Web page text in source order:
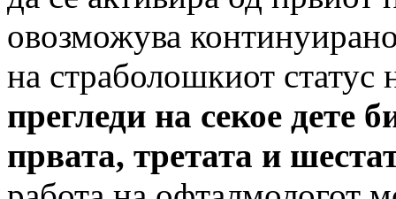
овозможува
на страболошкиот статус
прегледи на секое дете
првата, третата и